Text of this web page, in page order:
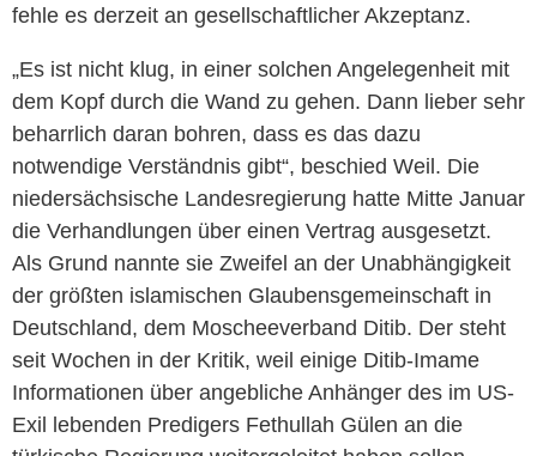
fehle es derzeit an gesellschaftlicher Akzeptanz.
„Es ist nicht klug, in einer solchen Angelegenheit mit
dem Kopf durch die Wand zu gehen. Dann lieber sehr
beharrlich daran bohren, dass es das dazu
notwendige Verständnis gibt“, beschied Weil. Die
niedersächsische Landesregierung hatte Mitte Januar
die Verhandlungen über einen Vertrag ausgesetzt.
Als Grund nannte sie Zweifel an der Unabhängigkeit
der größten islamischen Glaubensgemeinschaft in
Deutschland, dem Moscheeverband Ditib. Der steht
seit Wochen in der Kritik, weil einige Ditib-Imame
Informationen über angebliche Anhänger des im US-
Exil lebenden Predigers Fethullah Gülen an die